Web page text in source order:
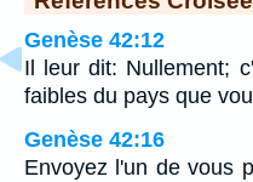
Genèse 42:12
Il leur dit: Nullement;
faibles du pays que
Genèse 42:16
Envoyez l'un de vous